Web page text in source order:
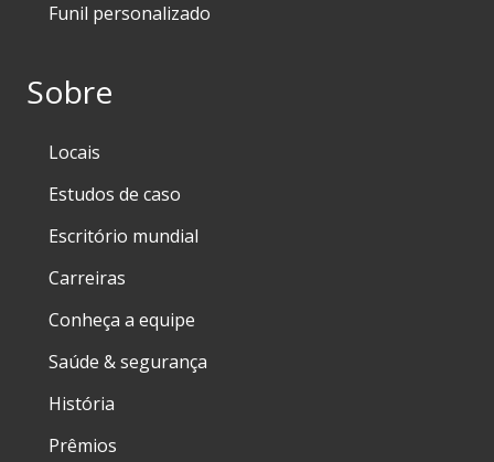
Funil personalizado
Sobre
Locais
Estudos de caso
Escritório mundial
Carreiras
Conheça a equipe
Saúde & segurança
História
Prêmios